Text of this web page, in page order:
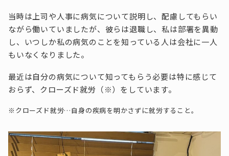
当時は上司や人事に病気について説明し、配慮してもらい
ながら働いていましたが、彼らは退職し、私は部署を異動
し、いつしか私の病気のことを知っている人は会社に一人
もいなくなりました。
最近は自分の病気について知ってもらう必要は特に感じて
おらず、クローズド就労（※）をしています。
※クローズド就労…自身の疾病を明かさずに就労すること。